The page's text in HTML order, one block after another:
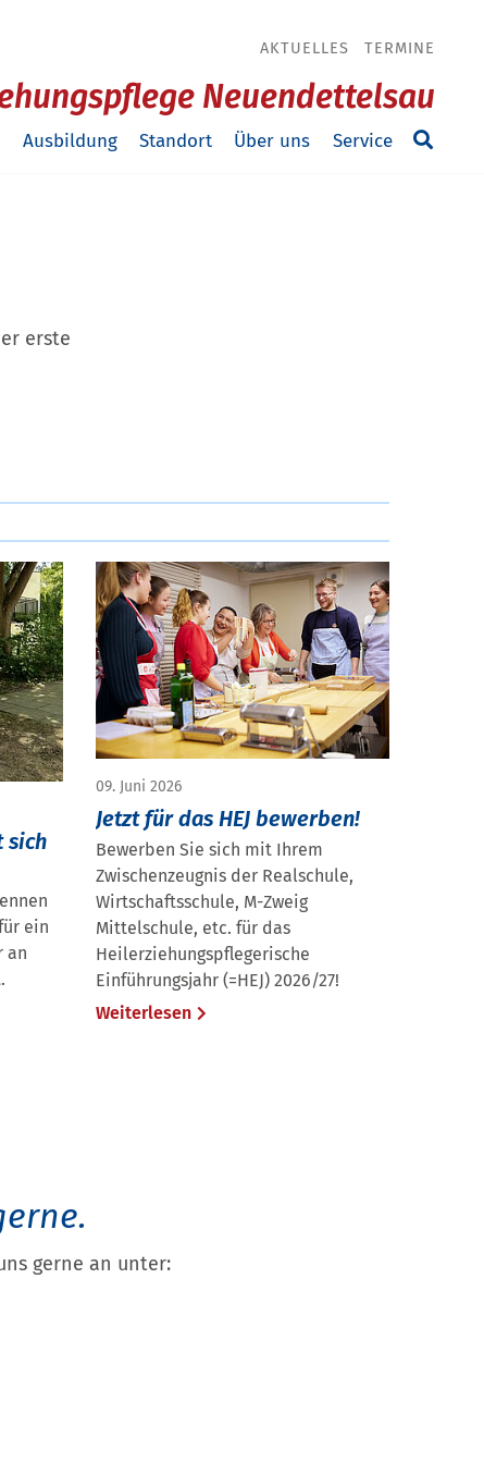
AKTUELLES TERMINE
Neuendettelsau
Ausbildung Standort Über uns Service
erste
sich
ein
an
09. Juni 2026
Jetzt für das HEJ bewerben!
Bewerben Sie sich mit Ihrem
Zwischenzeugnis der Realschule,
Wirtschaftsschule, M-Zweig
Mittelschule, etc. für das
Heilerziehungspflegerische
Einführungsjahr (=HEJ) 2026/27!
Weiterlesen
gerne an unter: